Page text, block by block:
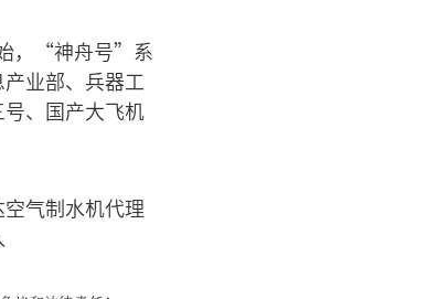
，“神舟号”系
业部、兵器工
、国产大飞机
气制水机代理